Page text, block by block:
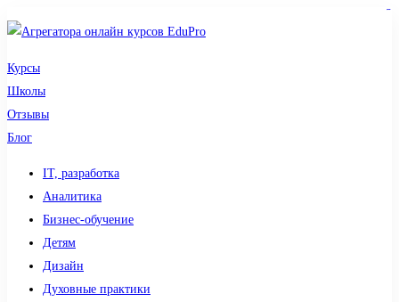
Курсы
Школы
Отзывы
Блог
IT, разработка
Аналитика
Бизнес-обучение
Детям
Дизайн
Духовные практики